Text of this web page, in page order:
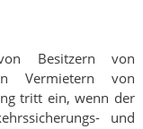
Besitzern von
Vermietern von
tritt ein, wenn der
und